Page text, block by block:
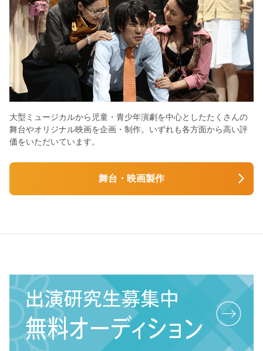
大型ミュージカルから児童・青少年演劇を中心としたたくさんの
舞台やオリジナル映画を企画・制作。いずれも各方面から高い評
価をいただいています。
舞台・映画製作